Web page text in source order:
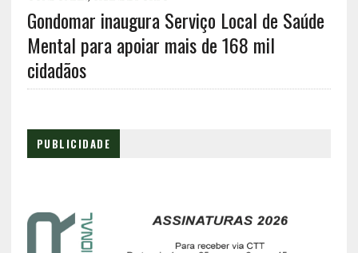
Gondomar inaugura Serviço Local de Saúde
Mental para apoiar mais de 168 mil
cidadãos
PUBLICIDADE